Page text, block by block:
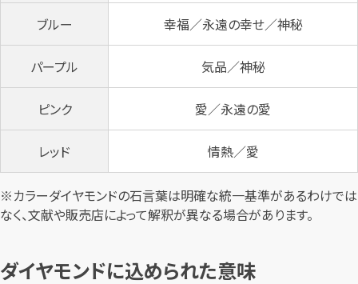
ブルー 幸福／永遠の幸せ／神秘
パープル 気品／神秘
ピンク 愛／永遠の愛
レッド 情熱／愛
※カラーダイヤモンドの石言葉は明確な統一基準があるわけでは
なく、文献や販売店によって解釈が異なる場合があります。
ダイヤモンドに込められた意味